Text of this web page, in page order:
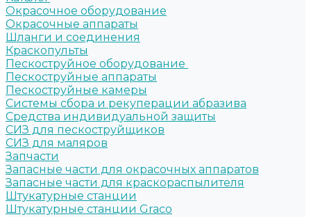
Окрасочное оборудование
Окрасочные аппараты
Шланги и соединения
Краскопульты
Пескоструйное оборудование
Пескоструйные аппараты
Пескоструйные камеры
Системы сбора и рекуперации абразива
Средства индивидуальной защиты
СИЗ для пескоструйщиков
СИЗ для маляров
Запчасти
Запасные части для окрасочных аппаратов
Запасные части для краскораспылителя
Штукатурные станции
Штукатурные станции Graco